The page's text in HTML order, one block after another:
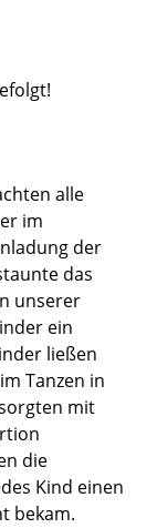
alle
im
der
das
unserer
ein
ließen
Tanzen in
mit
die
Kind einen
bekam.